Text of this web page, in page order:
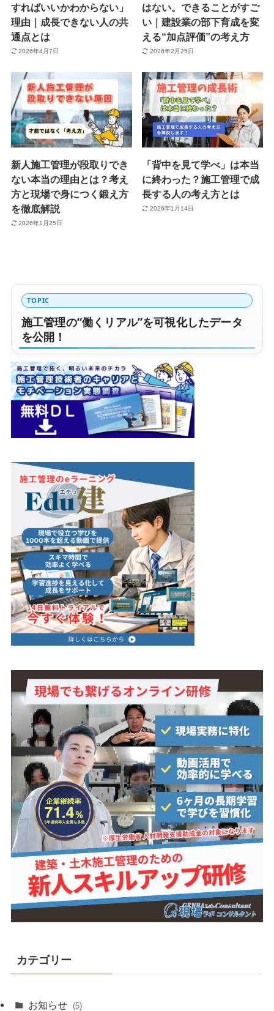
すればいいかわからない」
理由｜成長できない人の共
通点とは
2026年4月7日
はない。できることがすご
い｜建設業の部下育成を変
える“加点評価”の考え方
2026年2月25日
新人施工管理が段取りでき
ない本当の理由とは？考え
方と現場で身につく鍛え方
を徹底解説
2026年1月25日
「背中を見て学べ」は本当
に終わった？施工管理で成
長する人の考え方とは
2026年1月14日
TOPIC
施工管理の“働くリアル”を可視化したデータ
を公開！
カテゴリー
お知らせ (5)